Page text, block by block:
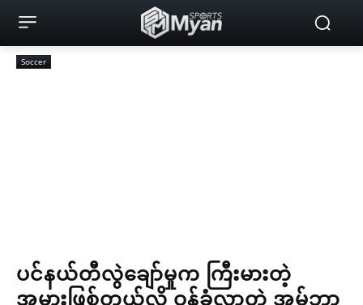
Soccer
ပင်နယ်တီလွဲချော်မှုက ကြီးမားတဲ့
အမှားဖြစ်တယ်လို့ ဝန်ခံလာတဲ့ အမ်ဘာ